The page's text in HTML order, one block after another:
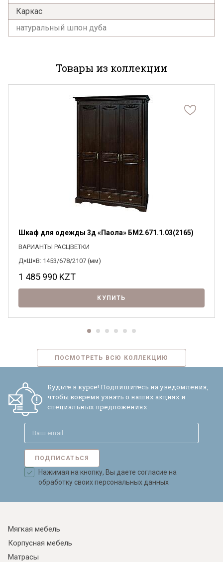
согласен на их обработку.
Каркас
натуральный шпон дуба
Товары из коллекции
Шкаф для одежды 3д «Паола» БМ2.671.1.03(2165)
ВАРИАНТЫ РАСЦВЕТКИ
Д×Ш×В: 1453/678/2107 (мм)
1 485 990 KZT
КУПИТЬ
ПОСМОТРЕТЬ ВСЮ КОЛЛЕКЦИЮ
Будьте в курсе! Подпишитесь на уведомления,
чтобы вовремя узнать о наших акциях и
специальных предложениях.
ПОДПИСАТЬСЯ
Нажимая на кнопку, Вы даете согласие на
обработку своих персональных данных
Мягкая мебель
Корпусная мебель
Матрасы